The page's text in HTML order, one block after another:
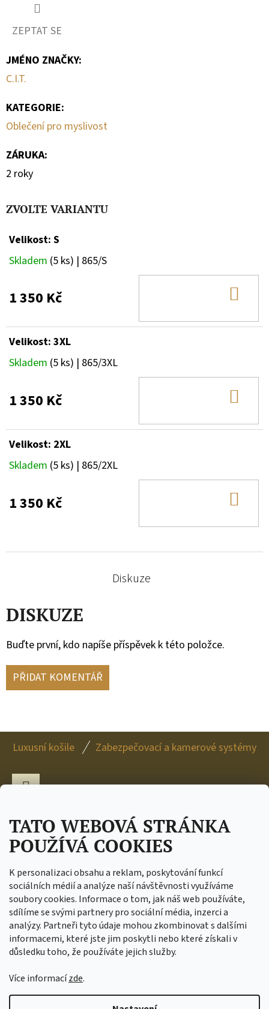
TATO WEBOVÁ STRÁNKA
POUŽÍVÁ COOKIES
K personalizaci obsahu a reklam, poskytování funkcí
sociálních médií a analýze naší návštěvnosti využíváme
soubory cookies. Informace o tom, jak náš web používáte,
sdílíme se svými partnery pro sociální média, inzerci a
analýzy. Partneři tyto údaje mohou zkombinovat s dalšími
informacemi, které jste jim poskytli nebo které získali v
důsledku toho, že používáte jejich služby.
Více informacízde.
ZEPTAT SE
JMÉNO ZNAČKY:
C.I.T.
KATEGORIE:
Oblečení pro myslivost
ZÁRUKA:
2 roky
ZVOLTE VARIANTU
Velikost: S
Skladem (5 ks) | 865/S
1 350 Kč
Velikost: 3XL
Skladem (5 ks) | 865/3XL
1 350 Kč
Velikost: 2XL
Skladem (5 ks) | 865/2XL
1 350 Kč
Diskuze
DISKUZE
Buďte první, kdo napíše příspěvek k této položce.
PŘIDAT KOMENTÁŘ
P
T
Luxusní košile Zabezpečovací a kamerové systémy
C.I.T. trade s.r.o. 17. listopadu 10 549 41 Červený
04672920